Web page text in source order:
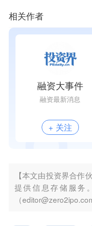
相关作者
融资大事件
融资最新消息
+ 关注
【本文由投资界合作
提供信息存储服务
（